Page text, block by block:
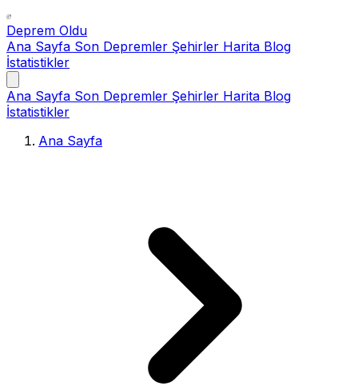
Deprem Oldu
Ana Sayfa Son Depremler Şehirler Harita Blog
İstatistikler
Ana Sayfa Son Depremler Şehirler Harita Blog
İstatistikler
Ana Sayfa